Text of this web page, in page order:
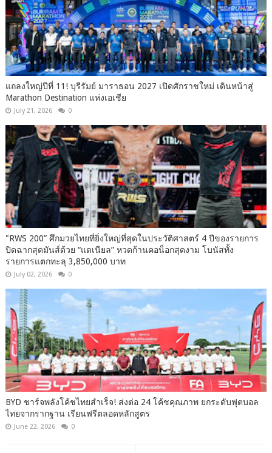
แถลงใหญ่ปีที่ 11! บุรีรัมย์ มาราธอน 2027 เปิดศักราชใหม่ เดินหน้าสู่
Marathon Destination แห่งเอเชีย
July 21, 2026 0
"RWS 200” ศึกมวยไทยที่ยิ่งใหญ่ที่สุดในประวัติศาสตร์ 4 ปีของรายการ
ปิดฉากสุดมันส์ด้วย “แดเนียล” หวดก้านคอน็อกสุดงาม โบนัสทั้ง
รายการแตกทะลุ 3,850,000 บาท
July 02, 2026 0
BYD ชาร์จพลังโค้ชไทยสำเร็จ! ส่งต่อ 24 โค้ชคุณภาพ ยกระดับฟุตบอล
ไทยจากรากฐาน เรียนฟรีตลอดหลักสูตร
June 22, 2026 0